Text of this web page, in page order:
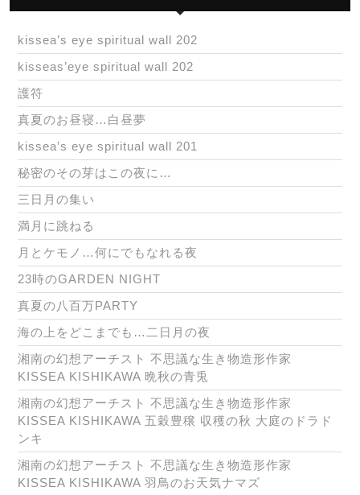
kissea’s eye spiritual wall 202
kisseas’eye spiritual wall 202
護符
真夏のお昼寝…白昼夢
kissea’s eye spiritual wall 201
秘密のその芽はこの夜に…
三日月の集い
満月に跳ねる
月とケモノ…何にでもなれる夜
23時のGARDEN NIGHT
真夏の八百万PARTY
海の上をどこまでも…二日月の夜
湘南の幻想アーチスト 不思議な生き物造形作家
KISSEA KISHIKAWA 晩秋の青兎
湘南の幻想アーチスト 不思議な生き物造形作家
KISSEA KISHIKAWA 五穀豊穣 収穫の秋 大庭のドラド
ンキ
湘南の幻想アーチスト 不思議な生き物造形作家
KISSEA KISHIKAWA 羽鳥のお天気ナマズ